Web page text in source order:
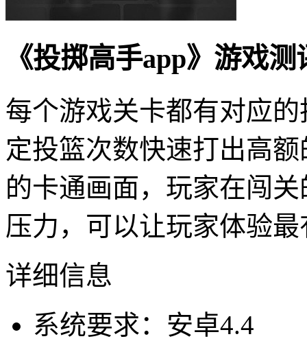
《投掷高手app》游戏测
每个游戏关卡都有对应
定投篮次数快速打出高
的卡通画面，玩家在闯
压力，可以让玩家体验
详细信息
系统要求：安卓4.4